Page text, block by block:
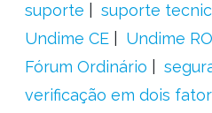
suporte
suporte
Undime CE
Undime RO
Fórum Ordinário
verificação em dois